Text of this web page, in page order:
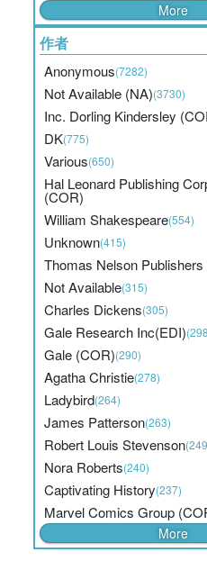
More
作者
Anonymous(7282)
Not Available (NA)(3730)
Inc. Dorling Kindersley
DK(775)
Various(650)
Hal Leonard Publishing
(COR)
William Shakespeare(554)
Unknown(415)
Thomas Nelson
Not Available(315)
Charles Dickens(305)
Gale Research Inc(EDI)
Gale (COR)(290)
Agatha Christie(278)
Ladybird(264)
James Patterson(263)
Robert Louis Stevenson
Nora Roberts(240)
Captivating History(237)
Marvel Comics Group
More